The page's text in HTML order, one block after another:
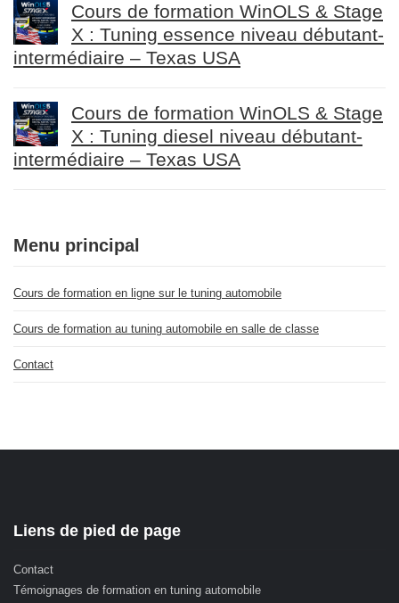
Cours de formation WinOLS & Stage
X : Tuning essence niveau débutant-
intermédiaire – Texas USA
Cours de formation WinOLS & Stage
X : Tuning diesel niveau débutant-
intermédiaire – Texas USA
Menu principal
Cours de formation en ligne sur le tuning automobile
Cours de formation au tuning automobile en salle de classe
Contact
Liens de pied de page
Contact
Témoignages de formation en tuning automobile